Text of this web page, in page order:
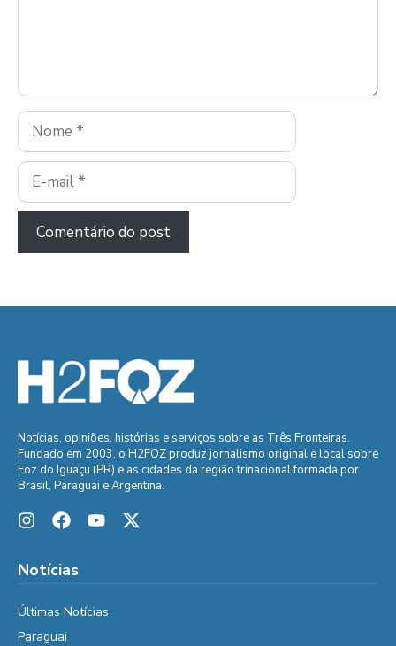
Nome
E-
mail
Notícias, opiniões, histórias e serviços sobre as Três Fronteiras.
Fundado em 2003, o H2FOZ produz jornalismo original e local sobre
Foz do Iguaçu (PR) e as cidades da região trinacional formada por
Brasil, Paraguai e Argentina.
Notícias
Últimas Notícias
Paraguai